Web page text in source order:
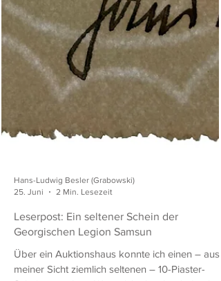
Hans-Ludwig Besler (Grabowski)
25. Juni
2 Min. Lesezeit